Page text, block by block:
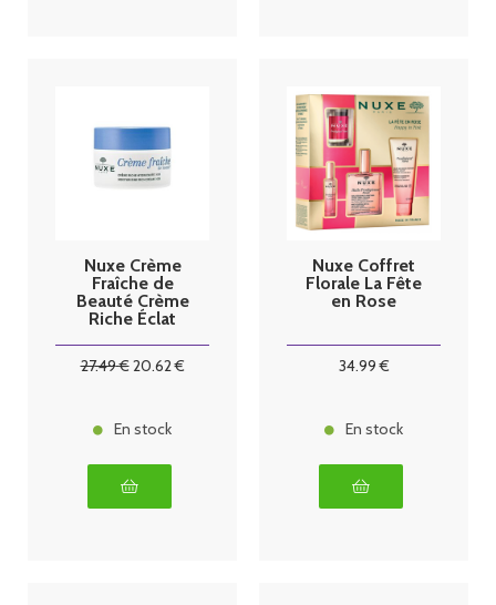
Nuxe Crème
Fraîche de
Beauté Crème
Riche Éclat
27.49€20.62€
En stock
Nuxe Coffret
Florale La Fête
en Rose
34.99€
En stock